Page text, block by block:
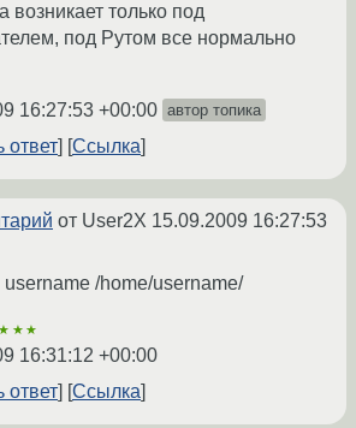
возникает только под
под Рутом все нормально
16:27:53 +00:00 автор топика
ответ Ссылка
от User2X 15.09.2009 16:27:53
/home/username/
16:31:12 +00:00
ответ
Ссылка